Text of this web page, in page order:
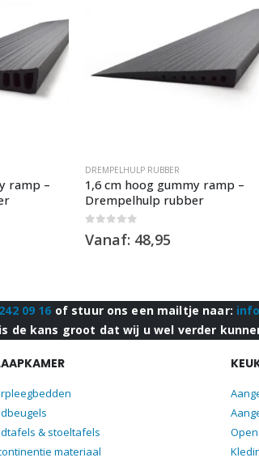
ramp –
DREMPELHULP RUBBER
1,6 cm hoog gummy ramp –
Drempelhulp rubber
out of 5
Vanaf: 48,95
09 16 of stuur ons een mailtje naar:
kans groot dat wij u wel verder
& stoeltafels
materiaal